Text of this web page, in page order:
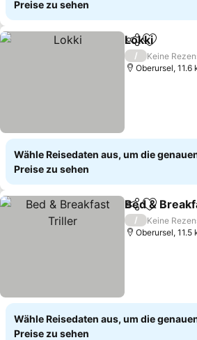
Preise zu sehen
TeilenZu
Lokki
/
Keine
Oberursel, 11.6
Wähle Reisedaten aus, um die
Preise zu sehen
TeilenZu
Bed &
/
Keine
Oberursel, 11.5
Wähle Reisedaten aus, um die
Preise zu sehen